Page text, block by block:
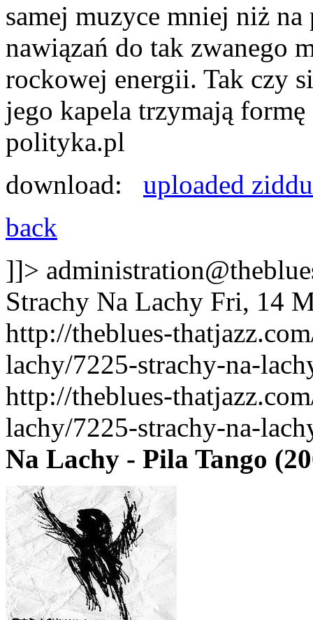
samej muzyce mniej niż
nawiązań do tak zwanego
rockowej energii. Tak czy
jego kapela trzymają
polityka.pl
download: uploaded
back
]]>
Strachy Na Lachy Fri, 14
http://theblues-
lachy/7225-strachy-na-
http://theblues-
lachy/7225-strachy-na-
Na Lachy - Pila Tango